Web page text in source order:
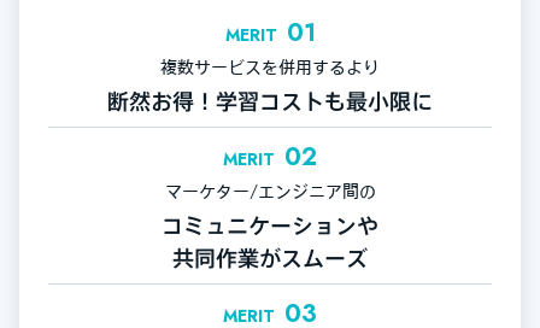
MERIT 01
複数サービスを併用するより
断然お得！学習コストも最小限に
MERIT 02
マーケター/エンジニア間の
コミュニケーションや
共同作業がスムーズ
MERIT 03